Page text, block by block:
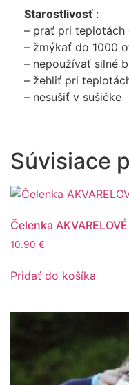
Starostlivosť :
– prať pri teplotách
– žmýkať do 1000
– nepoužívať silné
– žehliť pri
– nesušiť v sušičke
Súvisiace
Čelenka
10.90 €
Pridať do košíka